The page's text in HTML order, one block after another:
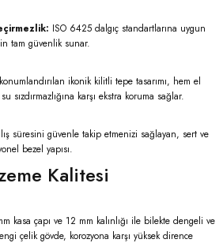
ISO 6425 dalgıç standartlarına uygun
tam güvenlik sunar.
ikonik kilitli tepe tasarımı, hem el
sızdırmazlığına karşı ekstra koruma sağlar.
süresini güvenle takip etmenizi sağlayan, sert ve
bezel yapısı.
Kalitesi
kasa çapı ve 12 mm kalınlığı ile bilekte dengeli ve
çelik gövde, korozyona karşı yüksek dirence